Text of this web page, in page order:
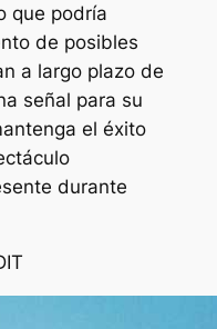
que podría
de posibles
a largo plazo de
señal para su
el éxito
durante